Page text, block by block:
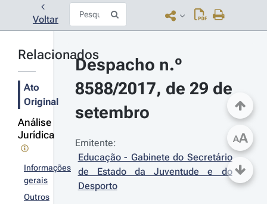
Voltar
Relacionados
Ato
Original
Análise
Jurídica
Informações
gerais
Outros
Despacho n.º
8588/2017, de 29 de
setembro
Emitente:
Educação - Gabinete do Secretário
de Estado da Juventude e do
Desporto
AA